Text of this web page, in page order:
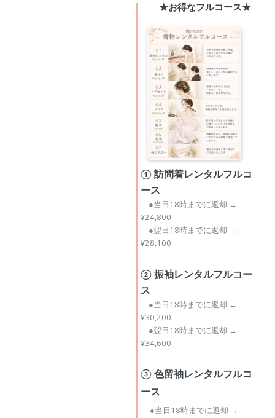
★お得なフルコース★
① 訪問着レンタルフルコ
ース
●当日18時までに返却 →
¥24,800
●翌日18時までに返却 →
¥28,100
② 振袖レンタルフルコー
ス
●当日18時までに返却 →
¥30,200
●翌日18時までに返却 →
¥34,600
③ 色留袖レンタルフルコ
ース
●当日18時までに返却 →